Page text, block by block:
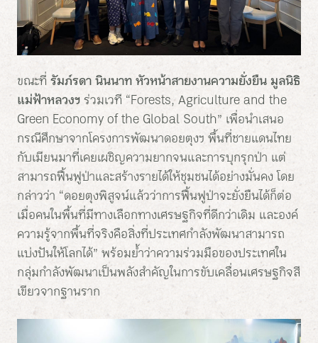
ขณะที่รัมภ์รดา นินนาท หัวหน้าสายงานความยั่งยืน มูลนิธิ
แม่ฟ้าหลวงฯร่วมเวที “Forests, Agriculture and the
Green Economy of the Global South” เพื่อนำเสนอ
กรณีศึกษาจากโครงการพัฒนาดอยตุงฯ พื้นที่ชายแดนไทย
กับเมียนมาที่เคยเผชิญความยากจนและการบุกรุกป่า แต่
สามารถฟื้นฟูป่าและสร้างรายได้ให้ชุมชนได้อย่างมั่นคง โดย
กล่าวว่า “ดอยตุงพิสูจน์แล้วว่าการฟื้นฟูป่าจะยั่งยืนได้ก็ต่อ
เมื่อคนในพื้นที่มีทางเลือกทางเศรษฐกิจที่ดีกว่าเดิม และองค์
ความรู้จากพื้นที่จริงคือสิ่งที่ประเทศกำลังพัฒนาสามารถ
แบ่งปันให้โลกได้” พร้อมย้ำว่าความร่วมมือของประเทศใน
กลุ่มกำลังพัฒนาเป็นพลังสำคัญในการขับเคลื่อนเศรษฐกิจสี
เขียวจากฐานราก